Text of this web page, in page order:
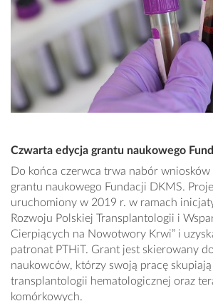
Czwarta edycja grantu naukowego
Do końca czerwca trwa nabór
grantu naukowego Fundacji DKMS.
uruchomiony w 2019 r. w ramach
Rozwoju Polskiej Transplantologii i
Cierpiących na Nowotwory Krwi” i
patronat PTHiT. Grant jest skierowany
naukowców, którzy swoją pracę skupiają
transplantologii hematologicznej oraz
komórkowych.